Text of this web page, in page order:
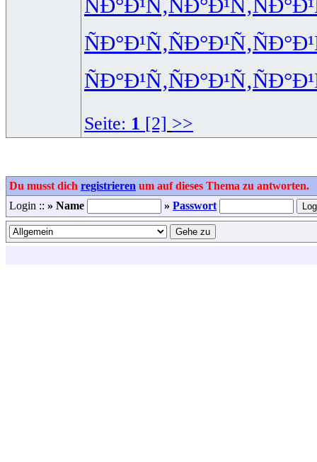
ÑÐ°Ð¹Ñ‚ÑÐ°Ð¹Ñ‚
ÑÐ°Ð¹Ñ‚ÑÐ°Ð¹Ñ‚
ÑÐ°Ð¹Ñ‚ÑÐ°Ð¹Ñ‚
Seite: 1 [2] >>
Du musst dich registrieren um auf dieses Thema zu antworten.
Login :: » Name » Passwort